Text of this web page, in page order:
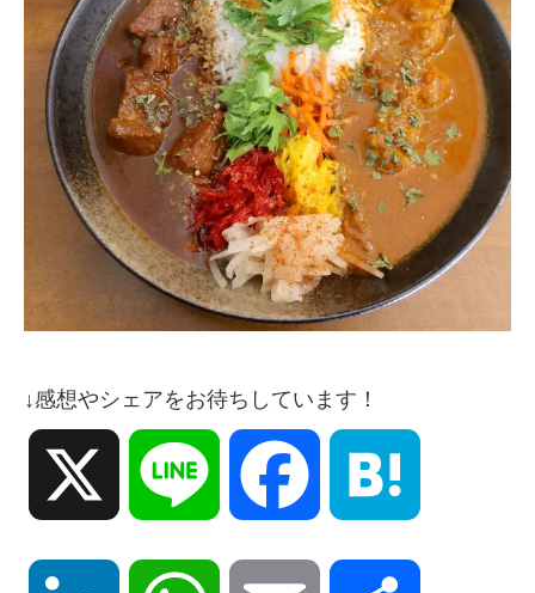
↓感想やシェアをお待ちしています！
Line Facebook